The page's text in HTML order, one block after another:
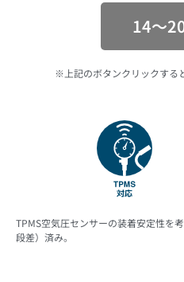
14〜
※上記のボタンクリックする
TPMS空気圧センサーの装着安定性を
段差）済み。